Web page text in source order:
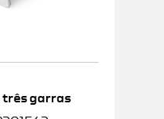
três garras